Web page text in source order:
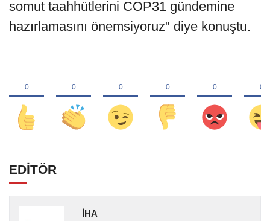
somut taahhütlerini COP31 gündemine
hazırlamasını önemsiyoruz" diye konuştu.
EDİTÖR
İHA